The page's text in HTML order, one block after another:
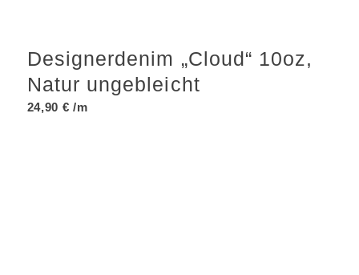
Designerdenim „Cloud“ 10oz,
Natur ungebleicht
24,90 € /m